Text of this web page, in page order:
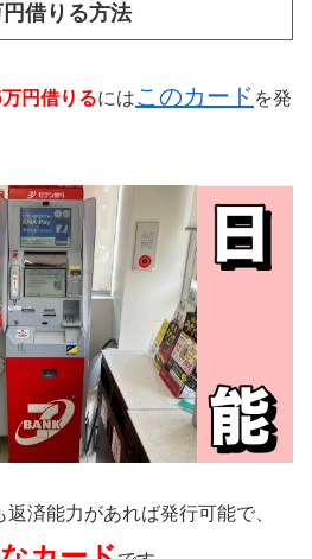
借りる方法
円借りるにはこのカード を発
済能力があれば発行可能で、